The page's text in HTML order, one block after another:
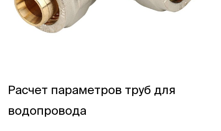
Расчет параметров труб для
водопровода